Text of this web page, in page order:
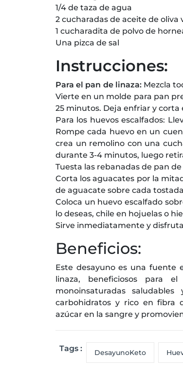
1/4 de taza de agua
2 cucharadas de aceite de oliva
1 cucharadita de polvo de
Una pizca de sal
Instrucciones:
Para el pan de linaza: Mezcla
Vierte en un molde para pan
25 minutos. Deja enfriar y
Para los huevos escalfados:
Rompe cada huevo en un
crea un remolino con una
durante 3-4 minutos, luego
Tuesta las rebanadas de pan
Corta los aguacates por la
de aguacate sobre cada
Coloca un huevo escalfado
lo deseas, chile en hojuelas o
Sirve inmediatamente y
Beneficios:
Este desayuno es una fuente
linaza, beneficiosos para
monoinsaturadas
carbohidratos y rico en fibra
azúcar en la sangre y
Tags : DesayunoKeto